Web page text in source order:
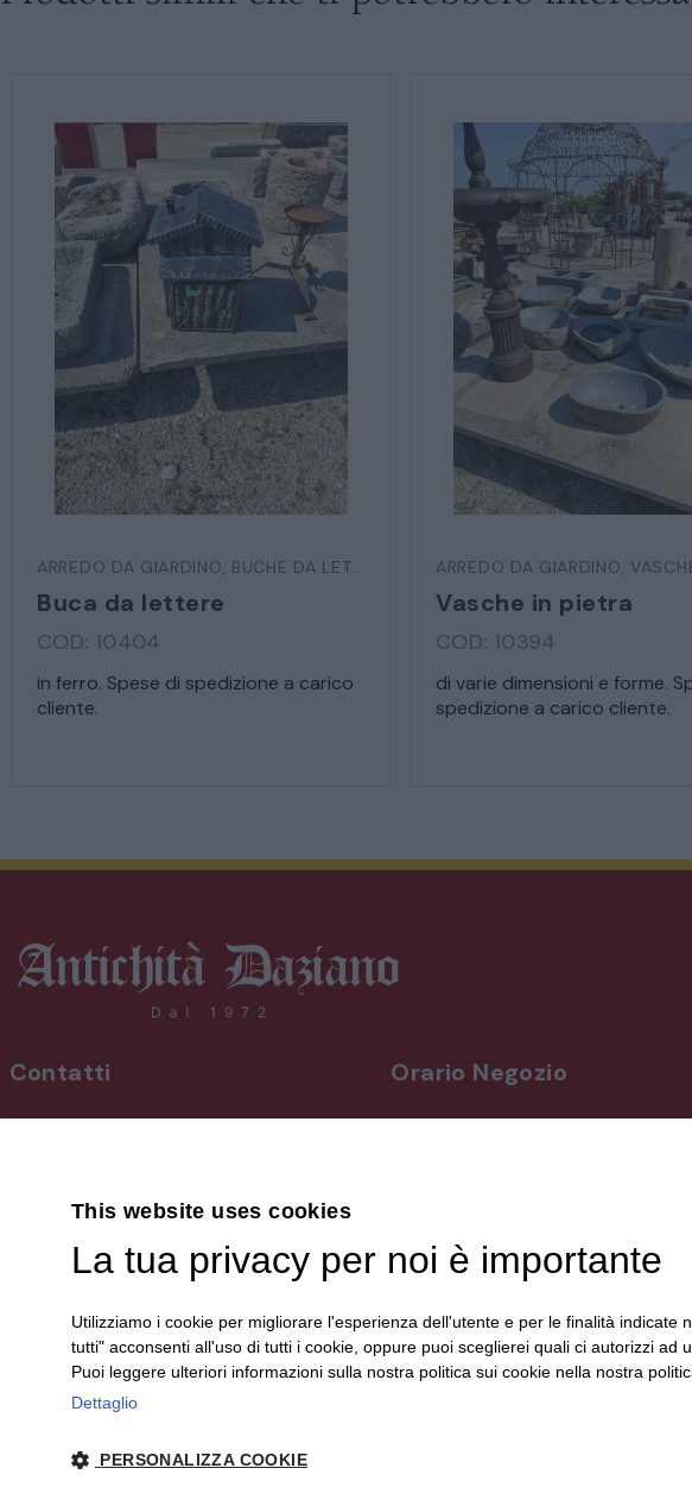
ARREDO DA GIARDINO, BUCHE DA LETTERE
Buca da lettere
COD: 10404
in ferro. Spese di spedizione a carico
cliente.
ARREDO DA GIARDINO, VASCHE
Vasche in pietra
COD: 10394
di varie dimensioni e forme.
spedizione a carico cliente.
Contatti
+39 3394.26.50.78
info@antichitadaziano.com
Orario Negozio
Le aperture domenicali,
dalle 15:00 alle 19:00,
sono comunicate
sui nostri canali social.
This website uses cookies
La tua privacy per noi è importante
Utilizziamo i cookie per migliorare l'esperienza dell'utente e per le finalità indicate
tutti" acconsenti all'uso di tutti i cookie, oppure puoi sceglierei quali ci autorizzi ad
Puoi leggere ulteriori informazioni sulla nostra politica sui cookie nella nostra
Dettaglio
PERSONALIZZA COOKIE